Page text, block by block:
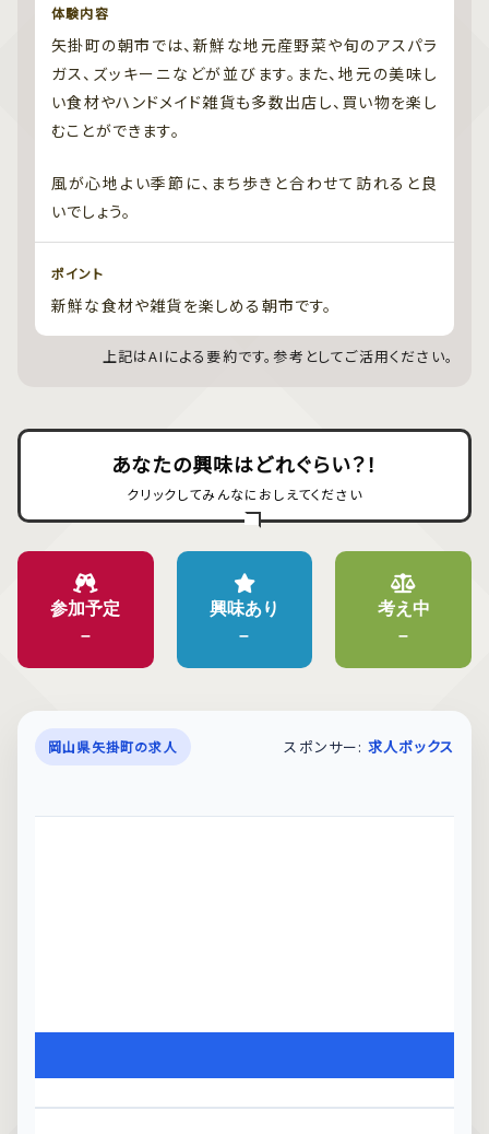
体験内容
矢掛町の朝市では、新鮮な地元産野菜や旬のアスパラ
ガス、ズッキーニなどが並びます。また、地元の美味し
い食材やハンドメイド雑貨も多数出店し、買い物を楽し
むことができます。
風が心地よい季節に、まち歩きと合わせて訪れると良
いでしょう。
ポイント
新鮮な食材や雑貨を楽しめる朝市です。
上記はAIによる要約です。参考としてご活用ください。
あなたの興味はどれぐらい？！
クリックしてみんなにおしえてください
参加予定
–
興味あり
–
考え中
–
岡山県矢掛町の求人 スポンサー: 求人ボックス